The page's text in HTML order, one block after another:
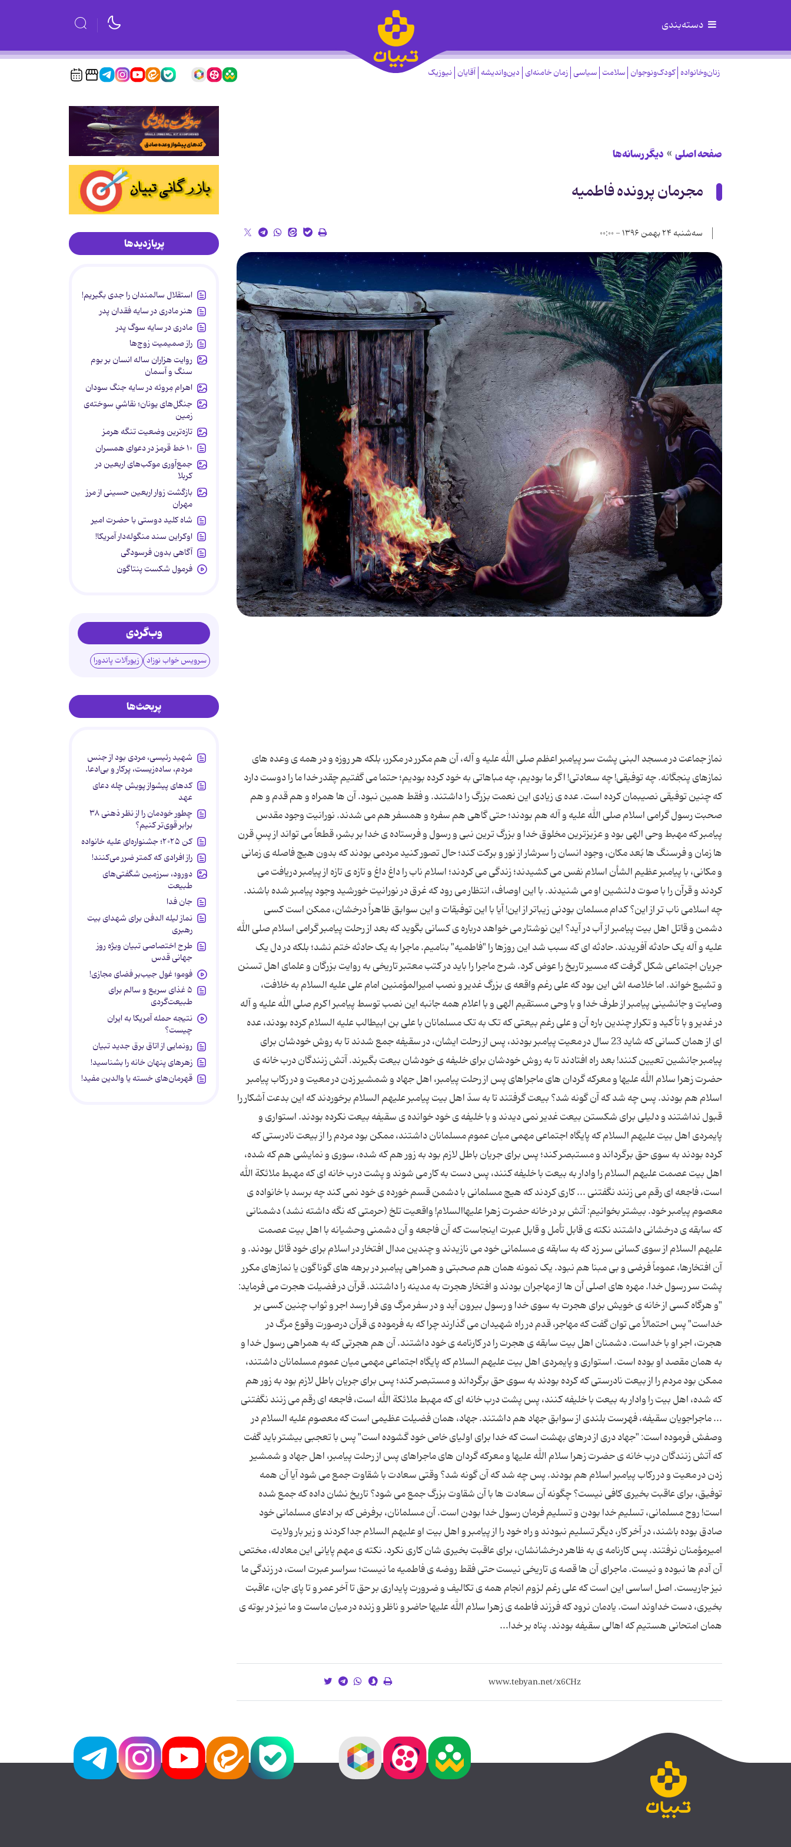
دسته‌بندی
زنان‌وخانواده کودک‌ونوجوان سلامت سیاسی زمان خامنه‌ای دین‌واندیشه آقایان نیوزیک
صفحه اصلی دیگر رسانه‌ها
مجرمان پرونده فاطمیه
سه‌شنبه ۲۴ بهمن ۱۳۹۶ - ۰۰:۰۰
نماز جماعت در مسجد البنی پشت سر پیامبر اعظم صلی الله علیه و آله، آن هم مکرر در مکرر، بلکه هر روزه و در همه ی وعده های
نمازهای پنجگانه. چه توفیقی! چه سعادتی! اگر ما بودیم، چه مباهاتی به خود کرده بودیم؛ حتما می گفتیم چقدر خدا ما را دوست دارد
که چنین توفیقی نصیبمان کرده است. عده ی زیادی این نعمت بزرگ را داشتند. و فقط همین نبود. آن ها همراه و هم قدم و هم
صحبت رسول گرامی اسلام صلی الله علیه و آله هم بودند؛ حتی گاهی هم سفره و همسفر هم می شدند. نورانیت وجود مقدس
پیامبر که مهبط وحی الهی بود و عزیزترین مخلوق خدا و بزرگ ترین نبی و رسول و فرستاده ی خدا بر بشر، قطعاً می تواند از پسِ قرن
ها زمان و فرسنگ ها بُعد مکان، وجود انسان را سرشار از نور و برکت کند؛ حال تصور کنید مردمی بودند که بدون هیچ فاصله ی زمانی
و مکانی، با پیامبر عظیم الشأن اسلام نفس می کشیدند؛ زندگی می کردند؛ اسلام ناب را داغ داغ و تازه ی تازه از پیامبر دریافت می
کردند و قرآن را با صوت دلنشین او می شنیدند. با این اوصاف، انتظار می رود که غرق در نورانیت خورشید وجود پیامبر شده باشند.
چه اسلامی ناب تر از این؟ کدام مسلمان بودنی زیباتر از این! آیا با این توفیقات و این سوابق ظاهراً درخشان، ممکن است کسی
دشمن و قاتل اهل بیت پیامبر از آب در آید؟ این نوشتار می خواهد درباره ی کسانی بگوید که بعد از رحلت پیامبر گرامی اسلام صلی الله
علیه و آله یک حادثه آفریدند. حادثه ای که سبب شد این روزها را "فاطمیه" بنامیم. ماجرا به یک حادثه ختم نشد؛ بلکه در دل یک
جریان اجتماعی شکل گرفت که مسیر تاریخ را عوض کرد. شرح ماجرا را باید در کتب معتبر تاریخی به روایت بزرگان و علمای اهل تسنن
و تشیع خواند. اما خلاصه اش این بود که علی رغم واقعه ی بزرگ غدیر و نصب امیرالمؤمنین امام علی علیه السلام به خلافت،
وصایت و جانشینی پیامبر از طرف خدا و با وحی مستقیم الهی و با اعلام همه جانبه این نصب توسط پیامبر اکرم صلی الله علیه و آله
در غدیر و با تأکید و تکرار چندین باره آن و علی رغم بیعتی که تک به تک مسلمانان با علی بن ابیطالب علیه السلام کرده بودند، عده
ای از همان کسانی که شاید 23 سال در معیت پیامبر بودند، پس از رحلت ایشان، در سقیفه جمع شدند تا به روش خودشان برای
پیامبر جانشین تعیین کنند! بعد راه افتادند تا به روش خودشان برای خلیفه ی خودشان بیعت بگیرند. آتش زنندگان درب خانه ی
حضرت زهرا سلام الله علیها و معرکه گردان های ماجراهای پس از رحلت پیامبر، اهل جهاد و شمشیر زدن در معیت و در رکاب پیامبر
اسلام هم بودند. پس چه شد که آن گونه شد؟ بیعت گرفتند تا به سدّ اهل بیت پیامبر علیهم السلام برخوردند که این بدعت آشکار را
قبول نداشتند و دلیلی برای شکستن بیعت غدیر نمی دیدند و با خلیفه ی خود خوانده ی سقیفه بیعت نکرده بودند. استواری و
پایمردی اهل بیت علیهم السلام که پایگاه اجتماعی مهمی میان عموم مسلمانان داشتند، ممکن بود مردم را از بیعت نادرستی که
کرده بودند به سوی حق برگرداند و مستبصر کند؛ پس برای جریان باطل لازم بود به زور هم که شده، سوری و نمایشی هم که شده،
اهل بیت عصمت علیهم السلام را وادار به بیعت با خلیفه کنند، پس دست به کار می شوند و پشت درب خانه ای که مهبط ملائکة الله
است، فاجعه ای رقم می زنند نگفتنی ... کاری کردند که هیچ مسلمانی با دشمن قسم خورده ی خود نمی کند چه برسد با خانواده ی
معصوم پیامبر خود. بیشتر بخوانیم: آتش بر در خانه حضرت زهرا علیهاالسلام! واقعيت تلخ (حرمتی که نگه داشته نشد) دشمنانی
که سابقه ی درخشانی داشتند نکته ی قابل تأمل و قابل عبرت اینجاست که آن فاجعه و آن دشمنی وحشیانه با اهل بیت عصمت
علیهم السلام از سوی کسانی سر زد که به سابقه ی مسلمانی خود می نازیدند و چندین مدال افتخار در اسلام برای خود قائل بودند. و
آن افتخارها، عموماً فرضی و بی مبنا هم نبود. یک نمونه همان هم صحبتی و همراهی پیامبر در برهه های گوناگون یا نمازهای مکرر
پشت سر رسول خدا. مهره های اصلی آن ها از مهاجران بودند و افتخار هجرت به مدینه را داشتند. قرآن در فضیلت هجرت می فرماید:
"و هرگاه کسی از خانه ی خویش برای هجرت به سوی خدا و رسول بیرون آید و در سفر مرگ وی فرا رسد اجر و ثواب چنین کسی بر
خداست" پس احتمالاً می توان گفت که مهاجر، قدم در راه شهیدان می گذارند چرا که به فرموده ی قرآن درصورت وقوع مرگ در
هجرت، اجر او با خداست. دشمنان اهل بیت سابقه ی هجرت را در کارنامه ی خود داشتند. آن هم هجرتی که به همراهی رسول خدا و
به همان مقصد او بوده است. استواری و پایمردی اهل بیت علیهم السلام که پایگاه اجتماعی مهمی میان عموم مسلمانان داشتند،
ممکن بود مردم را از بیعت نادرستی که کرده بودند به سوی حق برگرداند و مستبصر کند؛ پس برای جریان باطل لازم بود به زور هم
که شده، اهل بیت را وادار به بیعت با خلیفه کنند، پس پشت درب خانه ای که مهبط ملائکة الله است، فاجعه ای رقم می زنند نگفتنی
... ماجراجویان سقیفه، فهرست بلندی از سوابق جهاد هم داشتند. جهاد، همان فضیلت عظیمی است که معصوم علیه السلام در
وصفش فرموده است: "جهاد دری از درهای بهشت است که خدا برای اولیای خاص خود گشوده است" پس با تعجبی بیشتر باید گفت
که آتش زنندگان درب خانه ی حضرت زهرا سلام الله علیها و معرکه گردان های ماجراهای پس از رحلت پیامبر، اهل جهاد و شمشیر
زدن در معیت و در رکاب پیامبر اسلام هم بودند. پس چه شد که آن گونه شد؟ وقتی سعادت با شقاوت جمع می شود آیا آن همه
توفیق، برای عاقبت بخیری کافی نیست؟ چگونه آن سعادت ها با آن شقاوت بزرگ جمع می شود؟ تاریخ نشان داده که جمع شده
است! روح مسلمانی، تسلیم خدا بودن و تسلیم فرمان رسول خدا بودن است. آن مسلمانان، برفرض که بر ادعای مسلمانی خود
صادق بوده باشند، در آخر کار، دیگر تسلیم نبودند و راه خود را از پیامبر و اهل بیت او علیهم السلام جدا کردند و زیر بار ولایت
امیرمؤمنان نرفتند. پس کارنامه ی به ظاهر درخشانشان، برای عاقبت بخیری شان کاری نکرد. نکته ی مهم پایانی این معادله، مختص
آن آدم ها نبوده و نیست. ماجرای آن ها قصه ی تاریخی نیست حتی فقط روضه ی فاطمیه ما نیست؛ سراسر عبرت است، در زندگی ما
نیز جاریست. اصل اساسی این است که علی رغم لزوم انجام همه ی تکالیف و ضرورت پایداری بر حق تا آخر عمر و تا پای جان، عاقبت
بخیری، دست خداوند است. یادمان نرود که فرزند فاطمه ی زهرا سلام الله علیها حاضر و ناظر و زنده در میان ماست و ما نیز در بوته ی
همان امتحانی هستیم که اهالی سقیفه بودند. پناه بر خدا...
پربازدیدها
استقلال سالمندان را جدی بگیریم!
هنر مادری در سایه‌ فقدان پدر
مادری در سایه سوگ پدر
راز صمیمیت زوج‌ها
روایت هزاران ساله انسان بر بوم
سنگ و آسمان
اهرام مِروئه در سایه جنگ سودان
جنگل‌های یونان؛ نقاشیِ سوخته‌ی
زمین
تازه‌ترین وضعیت تنگه هرمز
۱۰ خط قرمز در دعوای همسران
جمع‌آوری موکب‌های اربعین در
کربلا
بازگشت زوار اربعین حسینی از مرز
مهران
شاه کلید دوستی با حضرت امیر
اوکراین سند منگوله‌دار آمریکا!
آگاهی بدون فرسودگی
فرمول شکست پنتاگون
وب‌گردی
سرویس خواب نوزاد زیورآلات پاندورا
پربحث‌ها
شهید رئیسی، مردی بود از جنس
مردم، ساده‌زیست، پرکار و بی‌ادعا.
کدهای پیشواز پویش چله دعای
عهد
چطور خودمان را از نظر ذهنی ۳۸
برابر قوی‌تر کنیم؟
کن ۲۰۲۵؛ جشنواره‌ای علیه خانواده
راز افرادی که کمتر ضرر می‌کنند!
دورود، سرزمین شگفتی‌های
طبیعت
جان فدا
نماز لیله الدفن برای شهدای بیت
رهبری
طرح اختصاصی تبیان ویژه روز
جهانی قدس
فومو؛ غول جیب‌بر فضای مجازی!
۵ غذای سریع و سالم برای
طبیعت‌گردی
نتیجه حمله آمریکا به ایران
چیست؟
رونمایی از اتاق برق جدید تبیان
زهرهای پنهان خانه را بشناسید!
قهرمان‌های خسته یا والدین مفید!